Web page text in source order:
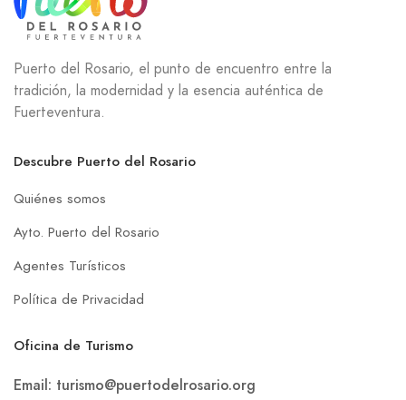
Puerto del Rosario, el punto de encuentro entre la
tradición, la modernidad y la esencia auténtica de
Fuerteventura.
Descubre Puerto del Rosario
Quiénes somos
Ayto. Puerto del Rosario
Agentes Turísticos
Política de Privacidad
Oficina de Turismo
Email: turismo@puertodelrosario.org